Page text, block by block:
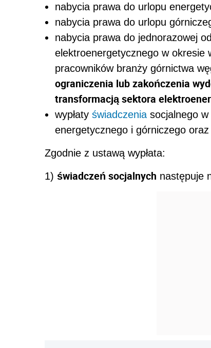
nabycia prawa do urlopu
nabycia prawa do urlopu
nabycia prawa do jednorazowej
elektroenergetycznego w okresie
pracowników branży górnictwa
ograniczenia lub zakończenia
transformacją sektora
wypłaty świadczenia socjalnego
energetycznego i górniczego
Zgodnie z ustawą wypłata:
1) świadczeń socjalnych następuje